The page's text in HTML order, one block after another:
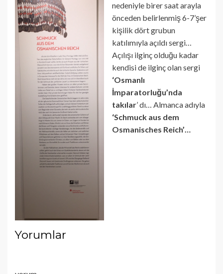
nedeniyle birer saat arayla
önceden belirlenmiş 6-7’şer
kişilik dört grubun
katılımıyla açıldı sergi…
Açılışı ilginç olduğu kadar
kendisi de ilginç olan sergi
‘Osmanlı
İmparatorluğu’nda
takılar’ dı… Almanca adıyla
‘Schmuck aus dem
Osmanisches Reich’…
Yorumlar